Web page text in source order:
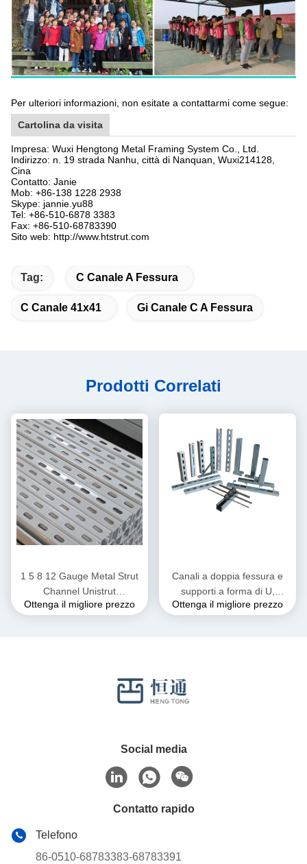
Per ulteriori informazioni, non esitate a contattarmi come segue:
Cartolina da visita
Impresa: Wuxi Hengtong Metal Framing System Co., Ltd.
Indirizzo: n. 19 strada Nanhu, città di Nanquan, Wuxi214128,
Cina
Contatto: Janie
Mob: +86-138 1228 2938
Skype: jannie.yu88
Tel: +86-510-6878 3383
Fax: +86-510-68783390
Sito web: http://www.htstrut.com
Tag: C Canale A Fessura
C Canale 41x41 Gi Canale C A Fessura
Prodotti Correlati
1 5 8 12 Gauge Metal Strut
Channel Unistrut
Galvanizzato
Ottenga il migliore prezzo
Canali a doppia fessura e
supporti a forma di U,
galvanizzati a caldo
Ottenga il migliore prezzo
Social media
Contatto rapido
Telefono
86-0510-68783383-68783391